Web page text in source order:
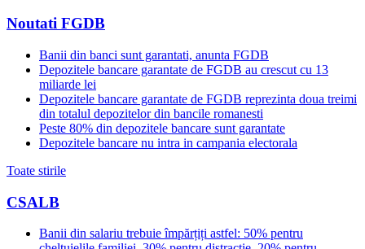
Noutati FGDB
Banii din banci sunt garantati, anunta FGDB
Depozitele bancare garantate de FGDB au crescut cu 13
miliarde lei
Depozitele bancare garantate de FGDB reprezinta doua treimi
din totalul depozitelor din bancile romanesti
Peste 80% din depozitele bancare sunt garantate
Depozitele bancare nu intra in campania electorala
Toate stirile
CSALB
Banii din salariu trebuie împărțiți astfel: 50% pentru